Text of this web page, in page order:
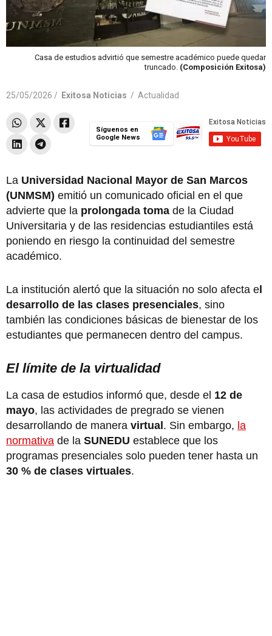
Casa de estudios advirtió que semestre académico puede quedar
truncado. (Composición Exitosa)
25/05/2026 / Exitosa Noticias / Actualidad
Síguenos en
Google News
La Universidad Nacional Mayor de San Marcos
(UNMSM) emitió un comunicado oficial en el que
advierte que la prolongada toma de la Ciudad
Universitaria y de las residencias estudiantiles está
poniendo en riesgo la continuidad del semestre
académico.
La institución alertó que la situación no solo afecta el
desarrollo de las clases presenciales, sino
también las condiciones básicas de bienestar de los
estudiantes que permanecen dentro del campus.
El límite de la virtualidad
La casa de estudios informó que, desde el 12 de
mayo, las actividades de pregrado se vienen
desarrollando de manera virtual. Sin embargo, la
normativa de la SUNEDU establece que los
programas presenciales solo pueden tener hasta un
30 % de clases virtuales.